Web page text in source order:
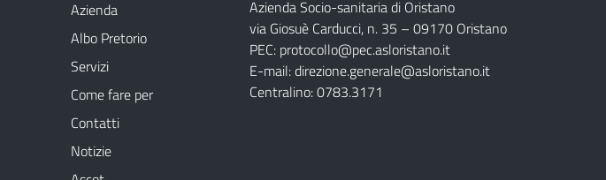
Azienda
Albo Pretorio
Servizi
Come fare per
Contatti
Notizie
Azienda Socio-sanitaria di Oristano
via Giosuè Carducci, n. 35 – 09170 Oristano
PEC: protocollo@pec.asloristano.it
E-mail:direzione.generale@asloristano.it
Centralino: 0783.3171